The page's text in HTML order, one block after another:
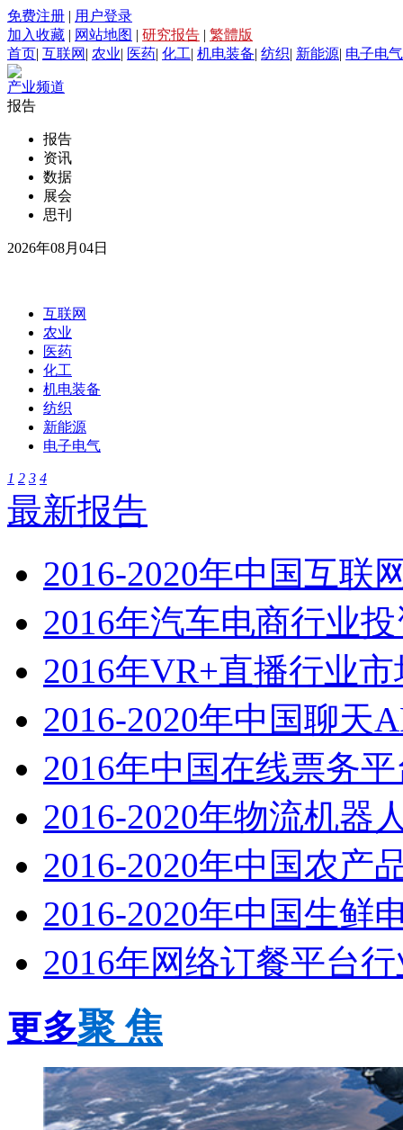
免费注册 | 用户登录
加入收藏 | 网站地图 | 研究报告 | 繁體版
首页| 互联网 | 农业| 医药| 化工| 机电装备| 纺织| 新能源| 电子电气
产业频道
报告
报告
资讯
数据
展会
思刊
2026年08月04日
互联网
农业
医药
化工
机电装备
纺织
新能源
电子电气
1 2 3 4
最新报告
2016-2020年中国互联
2016年汽车电商行业
2016年VR+直播行业
2016-2020年中国聊天
2016年中国在线票务
2016-2020年物流机器
2016-2020年中国农产
2016-2020年中国生鲜
2016年网络订餐平台
更多聚 焦